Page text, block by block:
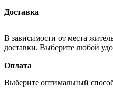
Доставка
В зависимости от места
доставки. Выберите любой
Оплата
Выберите оптимальный